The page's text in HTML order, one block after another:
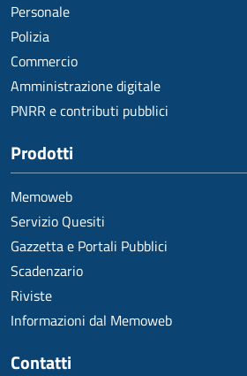
Personale
Polizia
Commercio
Amministrazione digitale
PNRR e contributi pubblici
Prodotti
Memoweb
Servizio Quesiti
Gazzetta e Portali Pubblici
Scadenzario
Riviste
Informazioni dal Memoweb
Contatti